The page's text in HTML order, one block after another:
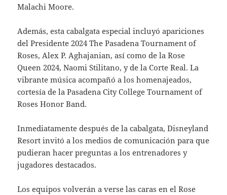
Malachi Moore.
Además, esta cabalgata especial incluyó apariciones
del Presidente 2024 The Pasadena Tournament of
Roses, Alex P. Aghajanian, así como de la Rose
Queen 2024, Naomi Stilitano, y de la Corte Real. La
vibrante música acompañó a los homenajeados,
cortesía de la Pasadena City College Tournament of
Roses Honor Band.
Inmediatamente después de la cabalgata, Disneyland
Resort invitó a los medios de comunicación para que
pudieran hacer preguntas a los entrenadores y
jugadores destacados.
Los equipos volverán a verse las caras en el Rose